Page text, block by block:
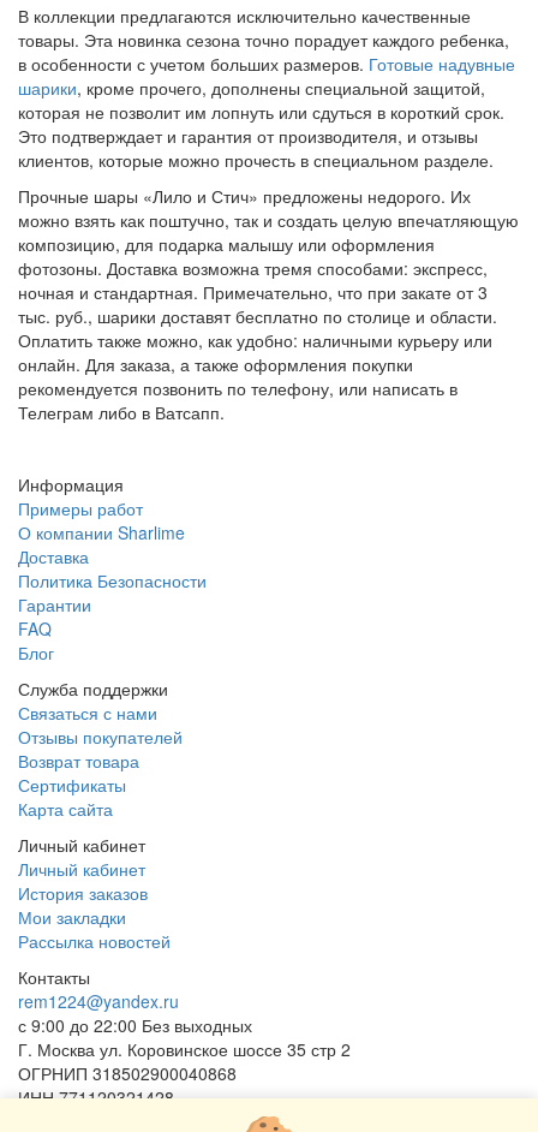
В коллекции предлагаются исключительно качественные
товары. Эта новинка сезона точно порадует каждого ребенка,
в особенности с учетом больших размеров. Готовые надувные
шарики, кроме прочего, дополнены специальной защитой,
которая не позволит им лопнуть или сдуться в короткий срок.
Это подтверждает и гарантия от производителя, и отзывы
клиентов, которые можно прочесть в специальном разделе.
Прочные шары «Лило и Стич» предложены недорого. Их
можно взять как поштучно, так и создать целую впечатляющую
композицию, для подарка малышу или оформления
фотозоны. Доставка возможна тремя способами: экспресс,
ночная и стандартная. Примечательно, что при закате от 3
тыс. руб., шарики доставят бесплатно по столице и области.
Оплатить также можно, как удобно: наличными курьеру или
онлайн. Для заказа, а также оформления покупки
рекомендуется позвонить по телефону, или написать в
Телеграм либо в Ватсапп.
Информация
Примеры работ
О компании Sharlime
Доставка
Политика Безопасности
Гарантии
FAQ
Блог
Служба поддержки
Связаться с нами
Отзывы покупателей
Возврат товара
Сертификаты
Карта сайта
Личный кабинет
Личный кабинет
История заказов
Мои закладки
Рассылка новостей
Контакты
rem1224@yandex.ru
с 9:00 до 22:00 Без выходных
Г. Москва ул. Коровинское шоссе 35 стр 2
ОГРНИП 318502900040868
ИНН 771120321428